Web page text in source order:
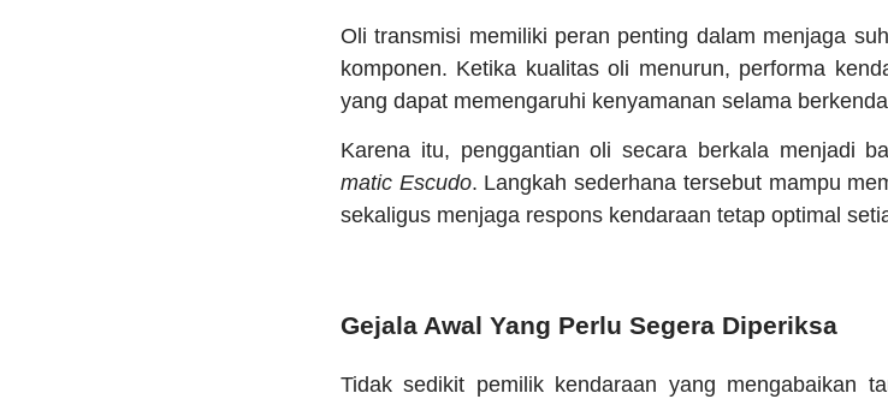
Oli transmisi memiliki peran penting dalam menjaga
komponen. Ketika kualitas oli menurun, performa
yang dapat memengaruhi kenyamanan selama
Karena itu, penggantian oli secara berkala menjadi
matic Escudo. Langkah sederhana tersebut mampu
sekaligus menjaga respons kendaraan tetap optimal
Gejala Awal Yang Perlu Segera Diperiksa
Tidak sedikit pemilik kendaraan yang mengabaikan